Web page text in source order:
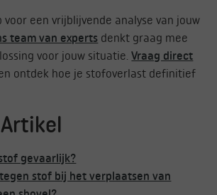
een vrijblijvende analyse van jouw
team van experts denkt graag mee
voor jouw situatie.Vraag direct
ontdek hoe je stofoverlast definitief
gevaarlijk?
stof bij het verplaatsen van